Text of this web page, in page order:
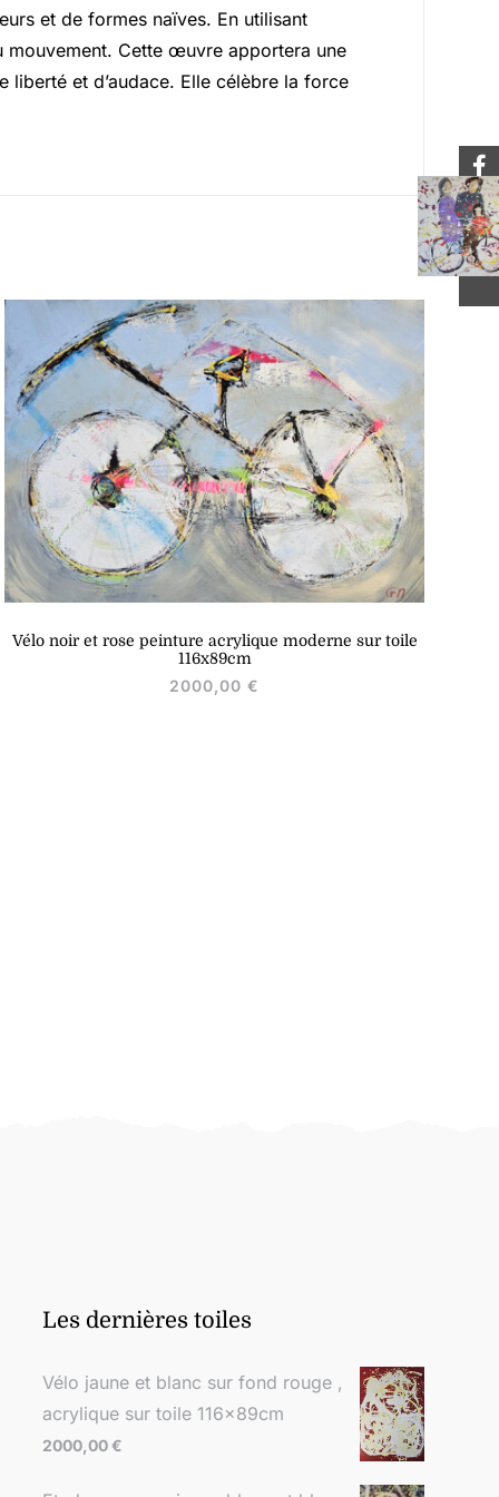
et de formes naïves. En utilisant
mouvement. Cette œuvre apportera une
liberté et d’audace. Elle célèbre la force
Vélo noir et rose peinture acrylique moderne sur toile
116x89cm
2000,00€
Les dernières toiles
Vélo jaune et blanc sur fond rouge ,
acrylique sur toile 116x89cm
2000,00€